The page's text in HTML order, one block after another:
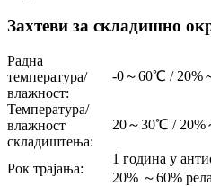
Захтеви за складишно
Радна
температура/
влажност:
-0～60℃ / 20%
Температура/
влажност
складиштења:
20～30℃ / 20%
Рок трајања:
1 година у
20% ～60%